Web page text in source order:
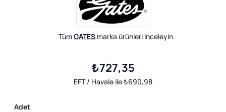
TümGATES marka ürünleri inceleyin
₺727,35
EFT / Havale ile ₺690,98
Adet